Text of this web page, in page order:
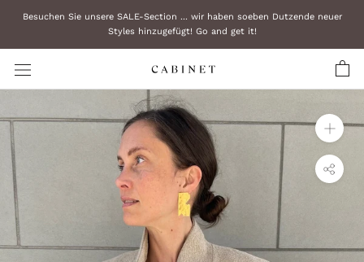
überspringen
Besuchen Sie unsere SALE-Section ... wir haben soeben Dutzende neuer
Styles hinzugefügt! Go and get it!